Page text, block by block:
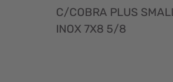
C/COBRA PLUS
INOX 7X8 5/8